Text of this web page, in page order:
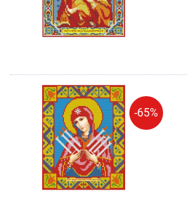
-65%